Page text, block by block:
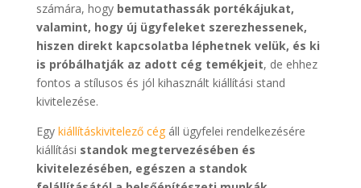
számára, hogy bemutathassák portékájukat,
valamint, hogy új ügyfeleket szerezhessenek,
hiszen direkt kapcsolatba léphetnek velük, és ki
is próbálhatják az adott cég temékjeit, de ehhez
fontos a stílusos és jól kihasznált kiállítási stand
kivitelezése.
Egy kiállításkivitelező cégáll ügyfelei rendelkezésére
kiállítási standok megtervezésében és
kivitelezésében, egészen a standok